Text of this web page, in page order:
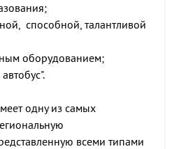
способной, талантливой
оборудованием;
одну из самых
всеми типами